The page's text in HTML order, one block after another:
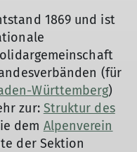
1869 und ist
(für
Württemberg)
zur: Struktur des
dem Alpenverein
der Sektion